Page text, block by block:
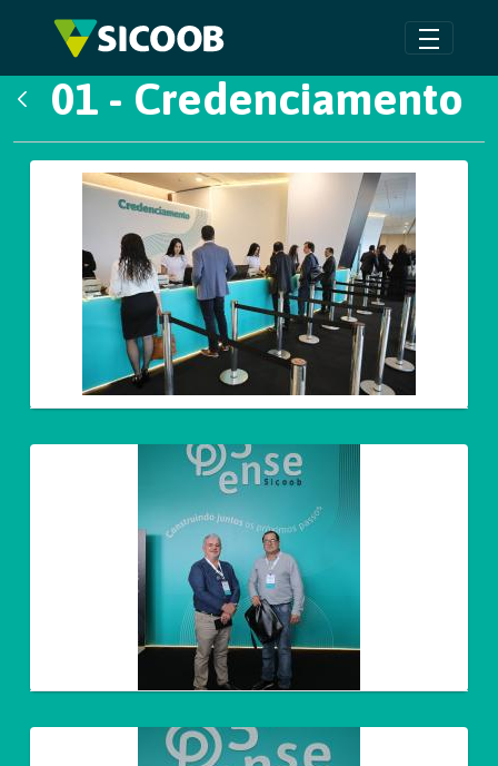
Pular para o Conteúdo principal
01 - Credenciamento
Galeria de Mídias